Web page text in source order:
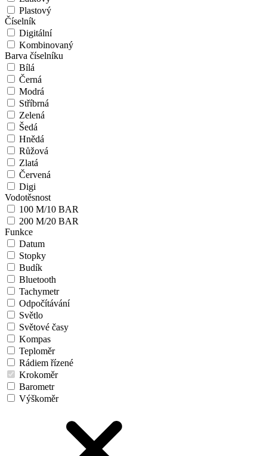
Plastový
Číselník
Digitální
Kombinovaný
Barva číselníku
Bílá
Černá
Modrá
Stříbrná
Zelená
Šedá
Hnědá
Růžová
Zlatá
Červená
Digi
Vodotěsnost
100 M/10 BAR
200 M/20 BAR
Funkce
Datum
Stopky
Budík
Bluetooth
Tachymetr
Odpočítávání
Světlo
Světové časy
Kompas
Teploměr
Rádiem řízené
Krokoměr
Barometr
Výškoměr